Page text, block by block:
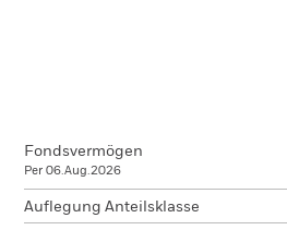
Fondsvermögen
Per 06.Aug.2026
Auflegung Anteilsklasse